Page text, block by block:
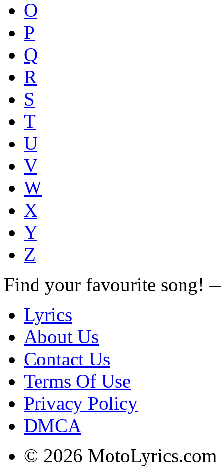
O
P
Q
R
S
T
U
V
W
X
Y
Z
Find your favourite song!
Lyrics
About Us
Contact Us
Terms Of Use
Privacy Policy
DMCA
© 2026 MotoLyrics.com